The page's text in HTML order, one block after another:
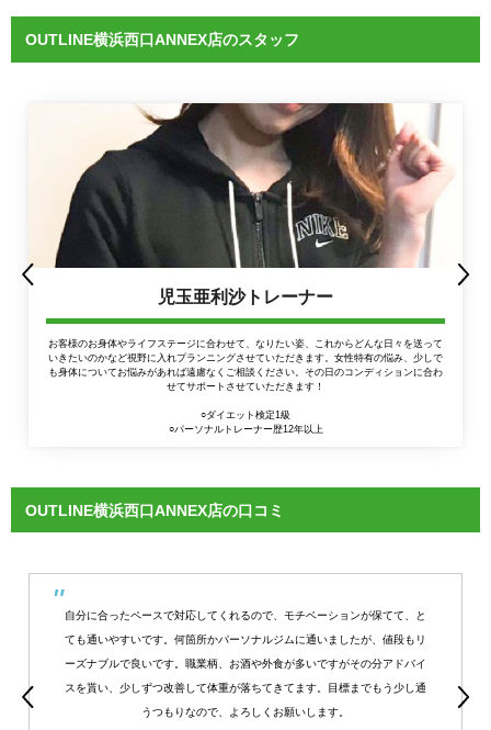
OUTLINE横浜西口ANNEX店のスタッフ
児玉亜利沙トレーナー
お客様のお身体やライフステージに合わせて、なりたい姿、これからどんな日々を送って
いきたいのかなど視野に入れプランニングさせていただきます。女性特有の悩み、少しで
も身体についてお悩みがあれば遠慮なくご相談ください。その日のコンディションに合わ
せてサポートさせていただきます！
○ダイエット検定1級
○パーソナルトレーナー歴12年以上
OUTLINE横浜西口ANNEX店の口コミ
自分に合ったペースで対応してくれるので、モチベーションが保てて、と
ても通いやすいです。何箇所かパーソナルジムに通いましたが、値段もリ
ーズナブルで良いです。職業柄、お酒や外食が多いですがその分アドバイ
スを貰い、少しずつ改善して体重が落ちてきてます。目標までもう少し通
うつもりなので、よろしくお願いします。